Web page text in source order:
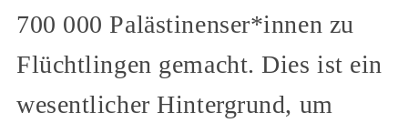
700 000 Palästinenser*innen zu
Flüchtlingen gemacht. Dies ist ein
wesentlicher Hintergrund, um